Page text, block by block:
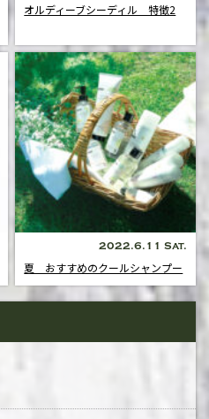
オルディーブシーディル 特徴2
2022.6.11 Sat.
夏 おすすめのクールシャンプー